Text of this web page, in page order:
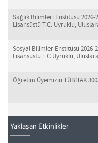
Sağlık Bilimleri Enstitüsü 2026-
Lisansüstü T.C. Uyruklu,
Sosyal Bilimler Enstitüsü 2026-
Lisansüstü T.C Uyruklu,
Öğretim Üyemizin TÜBİTAK
Yaklaşan Etkinlikler